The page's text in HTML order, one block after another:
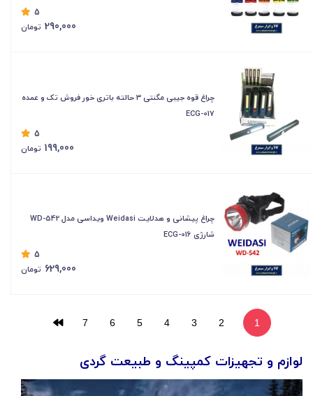
5
290,000 تومان
چراغ قوه جیبی مگنتی 3 حالته باتری خور فروش تک و عمده
ECG-017
5
199,000 تومان
چراغ پیشانی و هدلایت Weidasi ویداسی مدل WD-542
شارژی ECG-016
5
629,000 تومان
1
2
3
4
5
6
7
لوازم و تجهیزات کمپینگ و طبیعت گردی